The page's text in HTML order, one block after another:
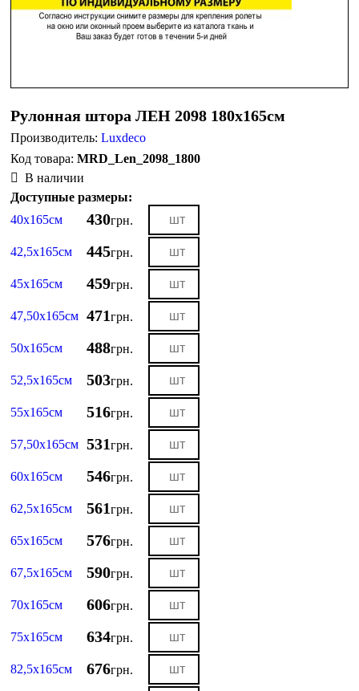
Рулонная штора ЛЕН 2098 180х165см
Производитель:Luxdeco
MRD_Len_2098_1800
В наличии
Доступные размеры:
40х165см
430грн.
42,5х165см 445грн.
45х165см 459грн.
47,50х165см 471грн.
50х165см 488грн.
52,5х165см 503грн.
55х165см 516грн.
57,50х165см 531грн.
60х165см 546грн.
62,5х165см 561грн.
65х165см 576грн.
67,5х165см 590грн.
70х165см 606грн.
75х165см 634грн.
82,5х165см 676грн.